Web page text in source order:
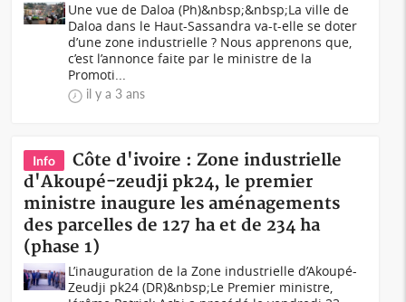
Une vue de Daloa (Ph)&nbsp;&nbsp;La ville de
Daloa dans le Haut-Sassandra va-t-elle se doter
d’une zone industrielle ? Nous apprenons que,
c’est l’annonce faite par le ministre de la
Promoti...
il y a 3 ans
Info
Côte d'ivoire : Zone industrielle
d'Akoupé-zeudji pk24, le premier
ministre inaugure les aménagements
des parcelles de 127 ha et de 234 ha
(phase 1)
L’inauguration de la Zone industrielle d’Akoupé-
Zeudji pk24 (DR)&nbsp;Le Premier ministre,